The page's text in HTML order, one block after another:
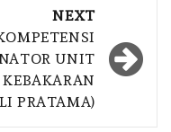
NEXT
UNIT
PRATAMA)